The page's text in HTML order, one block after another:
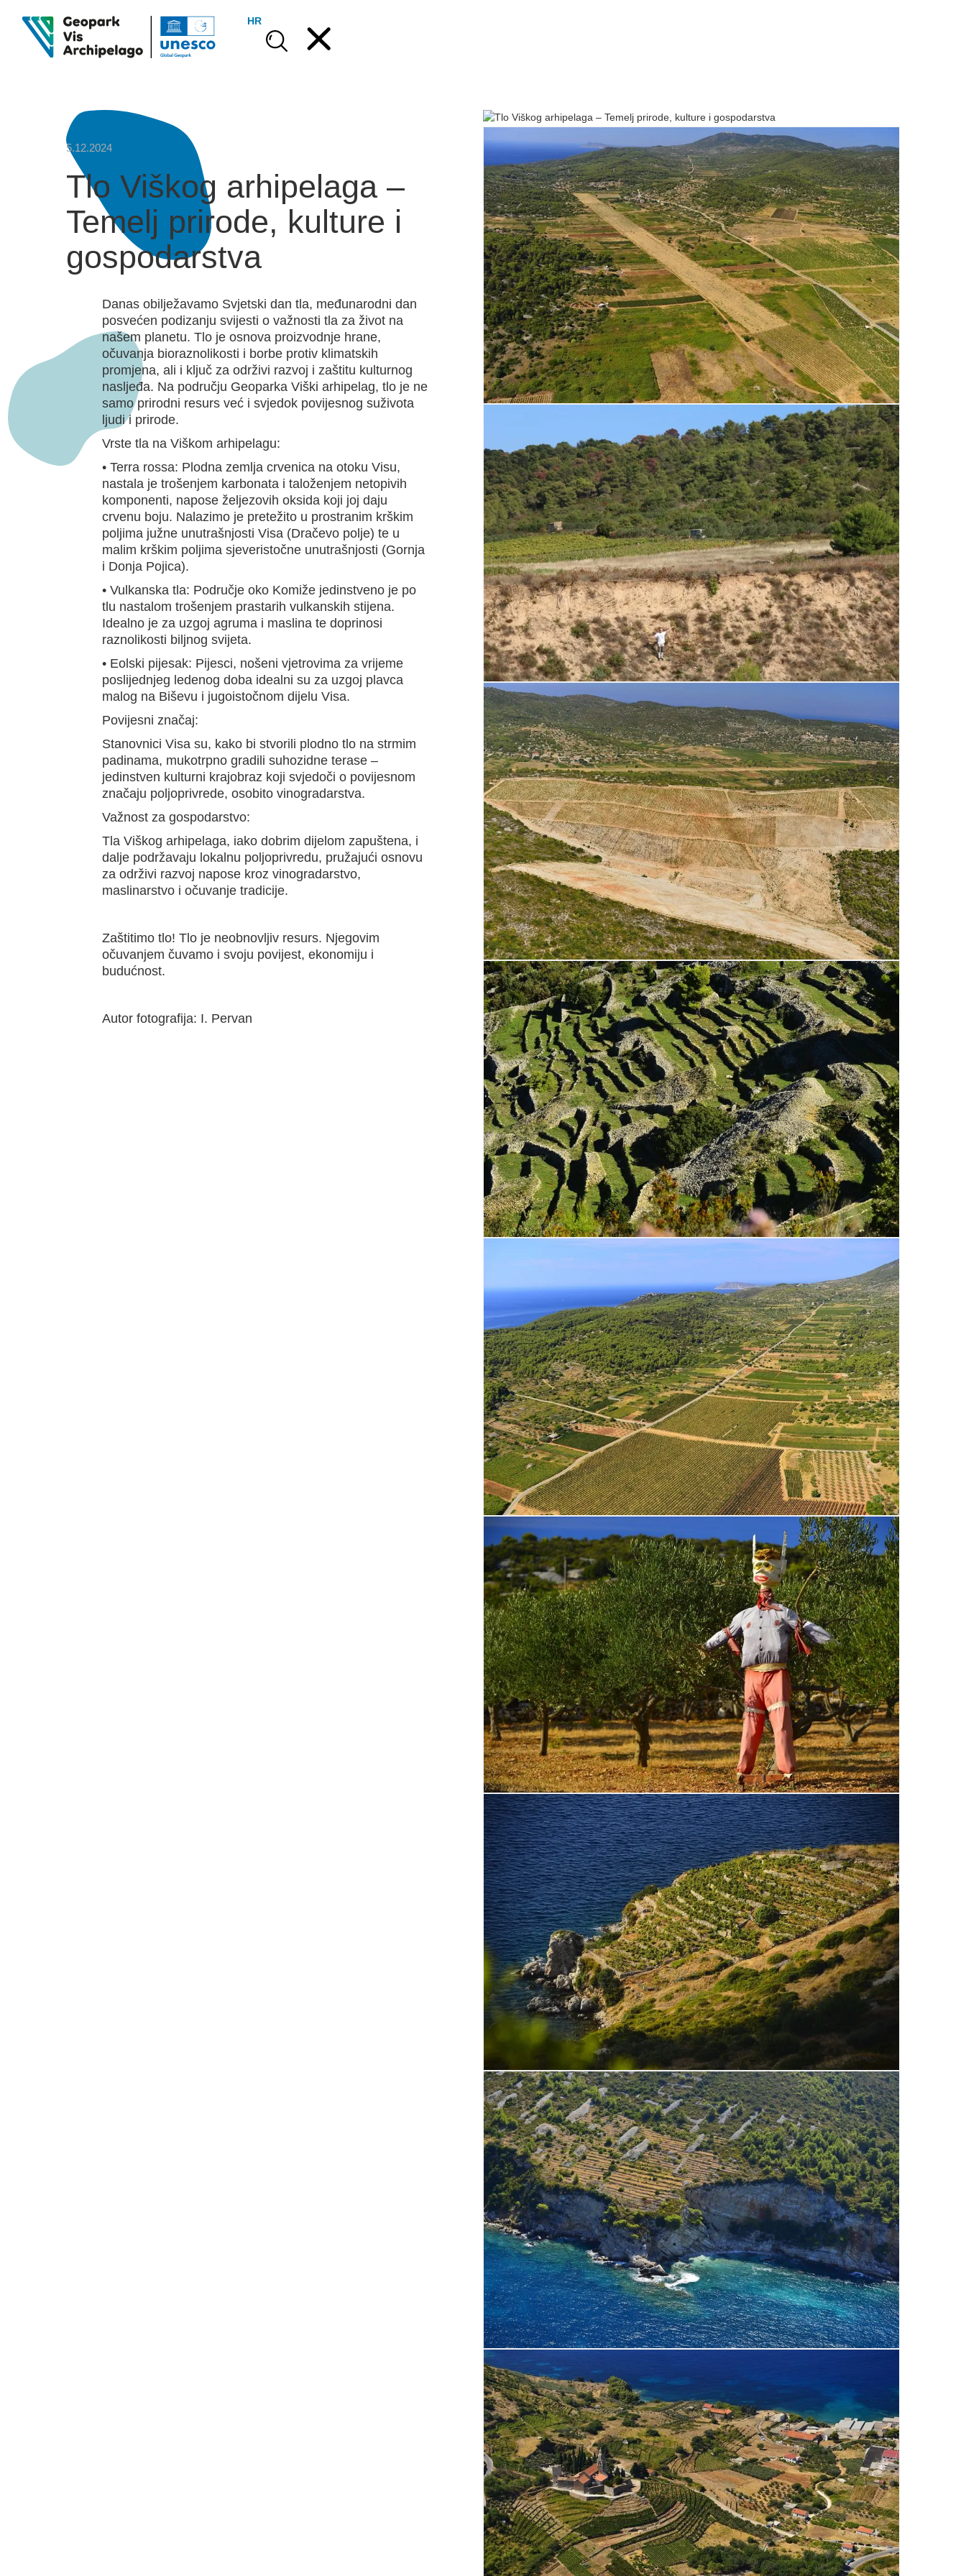
HR
5.12.2024
Tlo Viškog arhipelaga –
Temelj prirode, kulture i
gospodarstva
Danas obilježavamo Svjetski dan tla, međunarodni dan
posvećen podizanju svijesti o važnosti tla za život na
našem planetu. Tlo je osnova proizvodnje hrane,
očuvanja bioraznolikosti i borbe protiv klimatskih
promjena, ali i ključ za održivi razvoj i zaštitu kulturnog
nasljeđa. Na području Geoparka Viški arhipelag, tlo je ne
samo prirodni resurs već i svjedok povijesnog suživota
ljudi i prirode.
Vrste tla na Viškom arhipelagu:
• Terra rossa: Plodna zemlja crvenica na otoku Visu,
nastala je trošenjem karbonata i taloženjem netopivih
komponenti, napose željezovih oksida koji joj daju
crvenu boju. Nalazimo je pretežito u prostranim krškim
poljima južne unutrašnjosti Visa (Dračevo polje) te u
malim krškim poljima sjeveristočne unutrašnjosti (Gornja
i Donja Pojica).
• Vulkanska tla: Područje oko Komiže jedinstveno je po
tlu nastalom trošenjem prastarih vulkanskih stijena.
Idealno je za uzgoj agruma i maslina te doprinosi
raznolikosti biljnog svijeta.
• Eolski pijesak: Pijesci, nošeni vjetrovima za vrijeme
poslijednjeg ledenog doba idealni su za uzgoj plavca
malog na Biševu i jugoistočnom dijelu Visa.
Povijesni značaj:
Stanovnici Visa su, kako bi stvorili plodno tlo na strmim
padinama, mukotrpno gradili suhozidne terase –
jedinstven kulturni krajobraz koji svjedoči o povijesnom
značaju poljoprivrede, osobito vinogradarstva.
Važnost za gospodarstvo:
Tla Viškog arhipelaga, iako dobrim dijelom zapuštena, i
dalje podržavaju lokalnu poljoprivredu, pružajući osnovu
za održivi razvoj napose kroz vinogradarstvo,
maslinarstvo i očuvanje tradicije.
Zaštitimo tlo! Tlo je neobnovljiv resurs. Njegovim
očuvanjem čuvamo i svoju povijest, ekonomiju i
budućnost.
Autor fotografija: I. Pervan